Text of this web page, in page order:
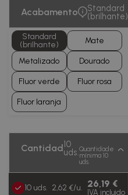
Acabamento Standard
(brilhante)
Standard
(brilhante)
Mate
Metalizado Dourado
Fluor verde Fluor rosa
Fluor laranja
Cantidad 10
uds.Quantidade
mínima 10
uds.
10 uds. 2,62 €/u. 26,19 €
IVA incluido